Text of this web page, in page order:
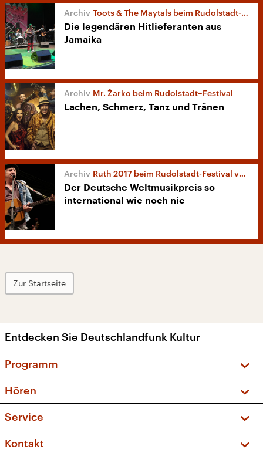
Toots & The Maytals beim Rudolstadt-Festival
Die legendären Hitlieferanten aus
Jamaika
Mr. Žarko beim Rudolstadt–Festival
Lachen, Schmerz, Tanz und Tränen
Ruth 2017 beim Rudolstadt-Festival vergeben
Der Deutsche Weltmusikpreis so
international wie noch nie
Zur Startseite
Entdecken Sie Deutschlandfunk Kultur
Programm
Sendungen und Podcasts
Musikliste
Kakadu – Das Kinderprogramm
Hören
Frequenzen (UKW + DAB+)
Service
FAQ
Kontakt